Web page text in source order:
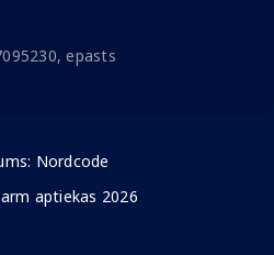
epasts
Nordcode
aptiekas 2026